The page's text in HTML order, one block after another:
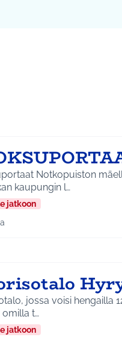
Notkopuiston
kaupungin l…
jatkoon
aihepiirin mukaan: Jokela
jossa voisi hengailla
t…
jatkoon